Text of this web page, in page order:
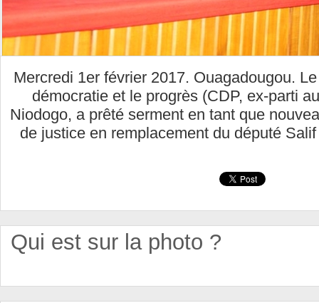
Mercredi 1er février 2017. Ouagadougou.
démocratie et le progrès (CDP, ex-parti
Niodogo, a prêté serment en tant que
de justice en remplacement du député
Qui est sur la photo ?